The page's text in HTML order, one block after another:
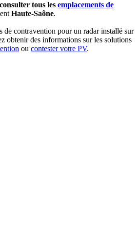
consulter tous les emplacements de
Haute-Saône.
de contravention pour un radar installé sur
obtenir des informations sur les solutions
ou contester votre PV.